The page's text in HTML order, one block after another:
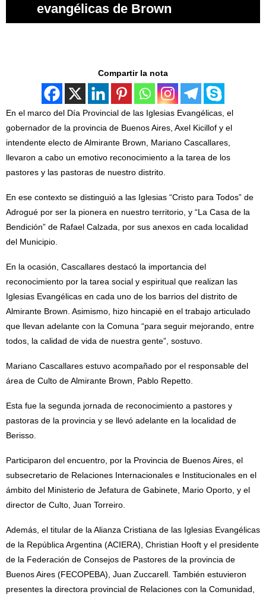
evangélicas de Brown
Compartir la nota
En el marco del Día Provincial de las Iglesias Evangélicas, el
gobernador de la provincia de Buenos Aires, Axel Kicillof y el
intendente electo de Almirante Brown, Mariano Cascallares,
llevaron a cabo un emotivo reconocimiento a la tarea de los
pastores y las pastoras de nuestro distrito.
En ese contexto se distinguió a las Iglesias “Cristo para Todos” de
Adrogué por ser la pionera en nuestro territorio, y “La Casa de la
Bendición” de Rafael Calzada, por sus anexos en cada localidad
del Municipio.
En la ocasión, Cascallares destacó la importancia del
reconocimiento por la tarea social y espiritual que realizan las
Iglesias Evangélicas en cada uno de los barrios del distrito de
Almirante Brown. Asimismo, hizo hincapié en el trabajo articulado
que llevan adelante con la Comuna “para seguir mejorando, entre
todos, la calidad de vida de nuestra gente”, sostuvo.
Mariano Cascallares estuvo acompañado por el responsable del
área de Culto de Almirante Brown, Pablo Repetto.
Esta fue la segunda jornada de reconocimiento a pastores y
pastoras de la provincia y se llevó adelante en la localidad de
Berisso.
Participaron del encuentro, por la Provincia de Buenos Aires, el
subsecretario de Relaciones Internacionales e Institucionales en el
ámbito del Ministerio de Jefatura de Gabinete, Mario Oporto, y el
director de Culto, Juan Torreiro.
Además, el titular de la Alianza Cristiana de las Iglesias Evangélicas
de la República Argentina (ACIERA), Christian Hooft y el presidente
de la Federación de Consejos de Pastores de la provincia de
Buenos Aires (FECOPEBA), Juan Zuccarell. También estuvieron
presentes la directora provincial de Relaciones con la Comunidad,